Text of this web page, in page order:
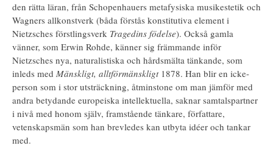
den rätta läran, från Schopenhauers metafysiska musikestetik och
Wagners allkonstverk (båda förstås konstitutiva element i
Nietzsches förstlingsverk Tragedins födelse). Också gamla
vänner, som Erwin Rohde, känner sig främmande inför
Nietzsches nya, naturalistiska och hårdsmälta tänkande, som
inleds med Mänskligt, alltförmänskligt1878. Han blir en icke-
person som i stor utsträckning, åtminstone om man jämför med
andra betydande europeiska intellektuella, saknar samtalspartner
i nivå med honom själv, framstående tänkare, författare,
vetenskapsmän som han brevledes kan utbyta idéer och tankar
med.